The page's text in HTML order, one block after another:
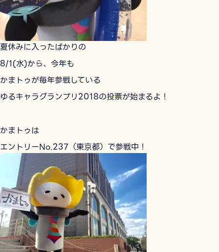
夏休みに入ったばかりの
8/1(水)から、今年も
かまトゥが毎年参戦している
ゆるキャラグランプリ2018の投票が始まるよ！
かまトゥは
エントリーNo.237（東京都）で参戦中！